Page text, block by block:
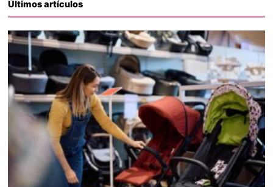
Últimos artículos